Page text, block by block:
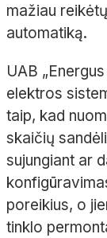
mažiau
automatiką.
UAB
elektros
taip, kad
skaičių
sujungiant ar
poreikius, o
tinklo